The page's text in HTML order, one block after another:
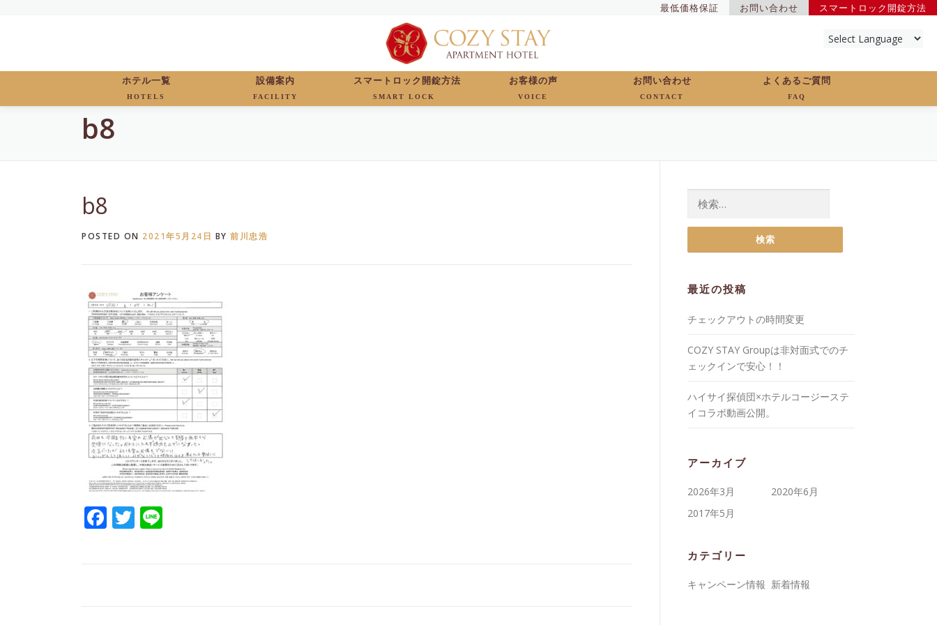
スマートロック開錠方法
お問い合わせ
最低価格保証
ホテル一覧
HOTELS
設備案内
FACILITY
スマートロック開錠方法
SMART LOCK
お客様の声
VOICE
お問い合わせ
CONTACT
よくあるご質問
FAQ
b8
b8
POSTED ON 2021年5月24日 BY 前川忠浩
Facebook
Twitter
最近の投稿
チェックアウトの時間変更
COZY STAY Groupは非対面式でのチ
ェックインで安心！！
ハイサイ探偵団×ホテルコージーステ
イコラボ動画公開。
アーカイブ
2026年3月
2020年6月
2017年5月
カテゴリー
キャンペーン情報 新着情報